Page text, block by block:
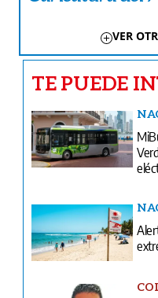
VER
TE PUEDE